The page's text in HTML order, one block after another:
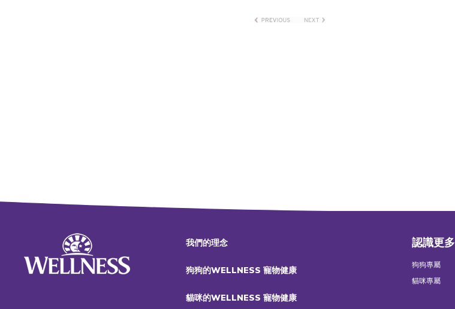
我們的理念
狗狗的WELLNESS 寵物健康
貓咪的WELLNESS 寵物健康
認識更多
狗狗專屬
貓咪專屬